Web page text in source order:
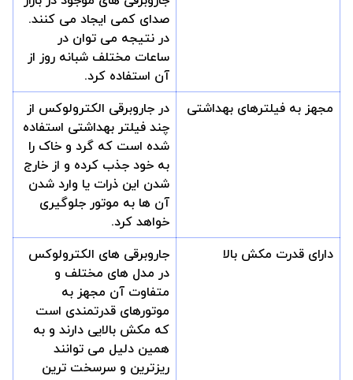
صدای کمی ایجاد می کنند.
در نتیجه می توان در
ساعات مختلف شبانه روز از
آن استفاده کرد.
مجهز به فیلترهای بهداشتی
در جاروبرقی الکترولوکس از
چند فیلتر بهداشتی استفاده
شده است که گرد و خاک را
به خود جذب کرده و از خارج
شدن این ذرات یا وارد شدن
آن ها به موتور جلوگیری
خواهد کرد.
دارای قدرت مکش بالا
جاروبرقی های الکترولوکس
در مدل های مختلف و
متفاوت آن مجهز به
موتورهای قدرتمندی است
که مکش بالایی دارند و به
همین دلیل می توانند
ریزترین و سرسخت ترین